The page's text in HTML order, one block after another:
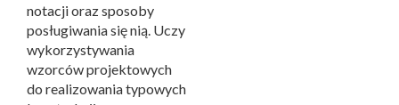
notacji oraz sposoby
posługiwania się nią. Uczy
wykorzystywania
wzorców projektowych
do realizowania typowych